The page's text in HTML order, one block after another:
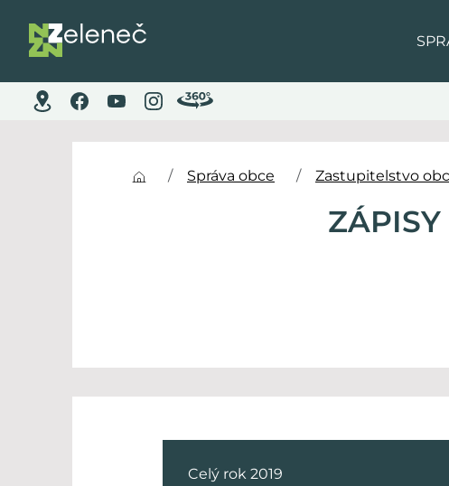
Správa obce Zastupitelstvo
Celý rok 2019